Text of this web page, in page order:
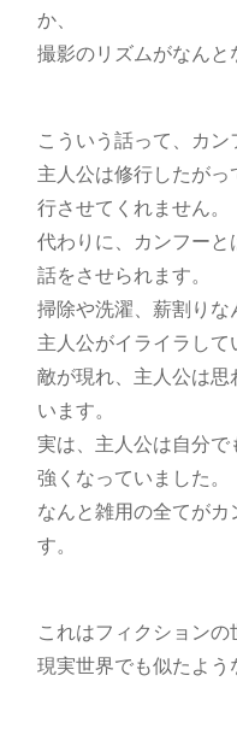
か、
撮影のリズムがなんと
こういう話って、カン
主人公は修行したが
行させてくれません。
代わりに、カンフー
話をさせられます。
掃除や洗濯、薪割りな
主人公がイライラして
敵が現れ、主人公は思
います。
実は、主人公は自分
強くなっていました。
なんと雑用の全てが
す。
これはフィクションの
現実世界でも似たよう